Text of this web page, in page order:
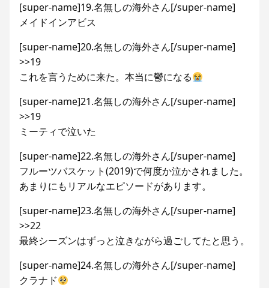
[super-name]19.名無しの海外さん[/super-name]
メイドインアビス
[super-name]20.名無しの海外さん[/super-name]
>>19
これを言うために来た。本当に鬱になる
[super-name]21.名無しの海外さん[/super-name]
>>19
ミーティで泣いた
[super-name]22.名無しの海外さん[/super-name]
フルーツバスケット(2019)で何度か泣かされました。
あまりにもリアルなエピソードがあります。
[super-name]23.名無しの海外さん[/super-name]
>>22
最終シーズンはずっと泣きながら過ごしてたと思う。
[super-name]24.名無しの海外さん[/super-name]
クラナド